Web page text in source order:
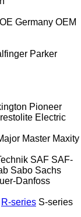
OE Germany OEM
Parker
Pioneer
Electric
Master Maxity
SAF SAF-
Sabo Sachs
Danfoss
R-series S-series